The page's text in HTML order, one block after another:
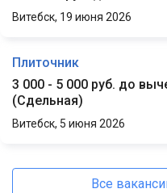
Витебск, 19 июня 2026
Плиточник
3 000 - 5 000 руб. до
(Сдельная)
Витебск, 5 июня 2026
Все